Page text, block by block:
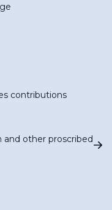
contributions
and other proscribed